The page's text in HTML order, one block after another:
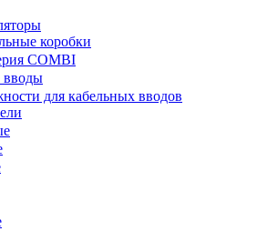
коробки
COMBI
вводы
для кабельных вводов